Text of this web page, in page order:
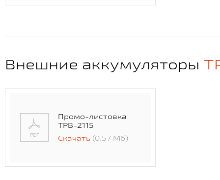
Внешние аккумуляторы
Промо-листовка
TPB-2115
Скачать (0.57 Мб)